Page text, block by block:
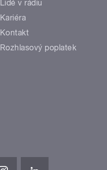
Lidé v rádiu
Kariéra
Kontakt
Rozhlasový poplatek